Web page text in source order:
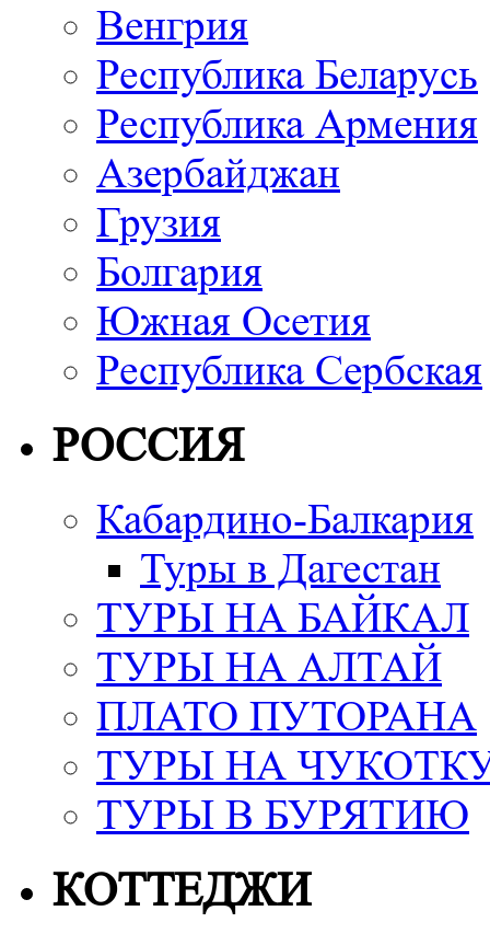
Венгрия
Республика Беларусь
Республика Армения
Азербайджан
Грузия
Болгария
Южная Осетия
Республика Сербская
РОССИЯ
Кабардино-Балкария
Туры в Дагестан
ТУРЫ НА БАЙКАЛ
ТУРЫ НА АЛТАЙ
ПЛАТО ПУТОРАНА
ТУРЫ НА
ТУРЫ В БУРЯТИЮ
КОТТЕДЖИ